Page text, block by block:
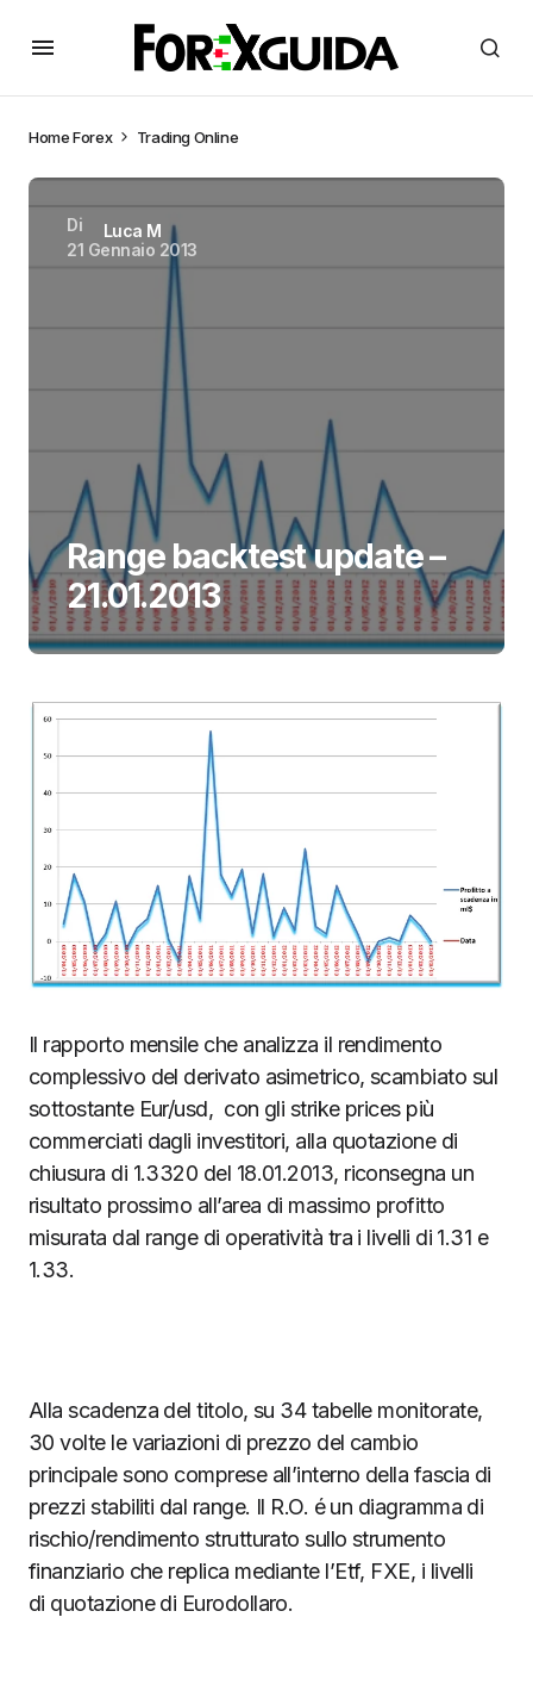
HomeForex Trading Online
Di
Luca M
21 Gennaio 2013
Range backtest update –
21.01.2013
Il rapporto mensile che analizza il rendimento
complessivo del derivato asimetrico, scambiato sul
sottostante Eur/usd, con gli strike prices più
commerciati dagli investitori, alla quotazione di
chiusura di 1.3320 del 18.01.2013, riconsegna un
risultato prossimo all’area di massimo profitto
misurata dal range di operatività tra i livelli di 1.31 e
1.33.
Alla scadenza del titolo, su 34 tabelle monitorate,
30 volte le variazioni di prezzo del cambio
principale sono comprese all’interno della fascia di
prezzi stabiliti dal range. Il R.O. é un diagramma di
rischio/rendimento strutturato sullo strumento
finanziario che replica mediante l’Etf, FXE, i livelli
di quotazione di Eurodollaro.